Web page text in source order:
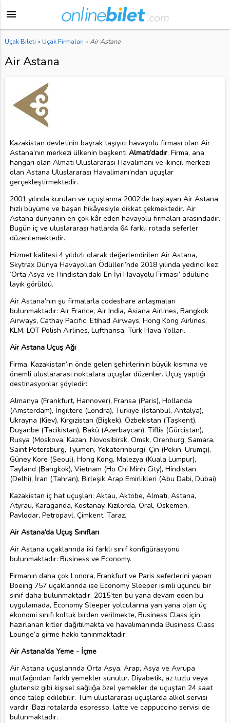
menu
Uçak Bileti » Uçak Firmaları » Air Astana
Air Astana
Kazakistan devletinin bayrak taşıyıcı havayolu firması olan Air
Astana’nın merkezi ülkenin başkenti Almatı’dadır. Firma, ana
hangarı olan Almatı Uluslararası Havalimanı ve ikincil merkezi
olan Astana Uluslararası Havalimanı’ndan uçuşlar
gerçekleştirmektedir.
2001 yılında kurulan ve uçuşlarına 2002’de başlayan Air Astana,
hızlı büyüme ve başarı hikâyesiyle dikkat çekmektedir. Air
Astana dünyanın en çok kâr eden havayolu firmaları arasındadır.
Bugün iç ve uluslararası hatlarda 64 farklı rotada seferler
düzenlemektedir.
Hizmet kalitesi 4 yıldızlı olarak değerlendirilen Air Astana,
Skytrax Dünya Havayolları Ödülleri’nde 2018 yılında yedinci kez
‘Orta Asya ve Hindistan’daki En İyi Havayolu Firması’ ödülüne
layık görüldü.
Air Astana’nın şu firmalarla codeshare anlaşmaları
bulunmaktadır: Air France, Air India, Asiana Airlines, Bangkok
Airways, Cathay Pacific, Etihad Airways, Hong Kong Airlines,
KLM, LOT Polish Airlines, Lufthansa, Türk Hava Yolları.
Air Astana Uçuş Ağı
Firma, Kazakistan’ın önde gelen şehirlerinin büyük kısmına ve
önemli uluslararası noktalara uçuşlar düzenler. Uçuş yaptığı
destinasyonlar şöyledir:
Almanya (Frankfurt, Hannover), Fransa (Paris), Hollanda
(Amsterdam), İngiltere (Londra), Türkiye (İstanbul, Antalya),
Ukrayna (Kiev), Kırgızistan (Bişkek), Özbekistan (Taşkent),
Duşanbe (Tacikistan), Bakü (Azerbaycan), Tiflis (Gürcistan),
Rusya (Moskova, Kazan, Novosibirsk, Omsk, Orenburg, Samara,
Saint Petersburg, Tyumen, Yekaterinburg), Çin (Pekin, Urumçi),
Güney Kore (Seoul), Hong Kong, Malezya (Kuala Lumpur),
Tayland (Bangkok), Vietnam (Ho Chi Minh City), Hindistan
(Delhi), İran (Tahran), Birleşik Arap Emirlikleri (Abu Dabi, Dubai)
Kazakistan iç hat uçuşları: Aktau, Aktobe, Almatı, Astana,
Atyrau, Karaganda, Kostanay, Kızılorda, Oral, Oskemen,
Pavlodar, Petropavl, Çimkent, Taraz.
Air Astana’da Uçuş Sınıfları
Air Astana uçaklarında iki farklı sınıf konfigürasyonu
bulunmaktadır: Business ve Economy.
Firmanın daha çok Londra, Frankfurt ve Paris seferlerini yapan
Boeing 757 uçaklarında ise Economy Sleeper isimli üçüncü bir
sınıf daha bulunmaktadır. 2015’ten bu yana devam eden bu
uygulamada, Economy Sleeper yolcularına yan yana olan üç
ekonomi sınıfı koltuk birden verilmekte, Business Class için
hazırlanan kitler dağıtılmakta ve havalimanında Business Class
Lounge’a girme hakkı tanınmaktadır.
Air Astana’da Yeme - İçme
Air Astana uçuşlarında Orta Asya, Arap, Asya ve Avrupa
mutfağından farklı yemekler sunulur. Diyabetik, az tuzlu veya
glutensiz gibi kişisel sağlığa özel yemekler de uçuştan 24 saat
önce talep edilebilir. Tüm uluslararası uçuşlarda alkol servisi
vardır. Bazı rotalarda espresso, latte ve cappuccino servisi de
bulunmaktadır.